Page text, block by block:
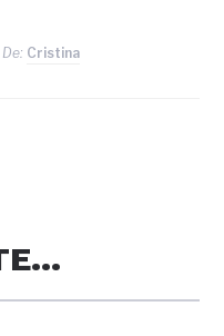
De: Cristina